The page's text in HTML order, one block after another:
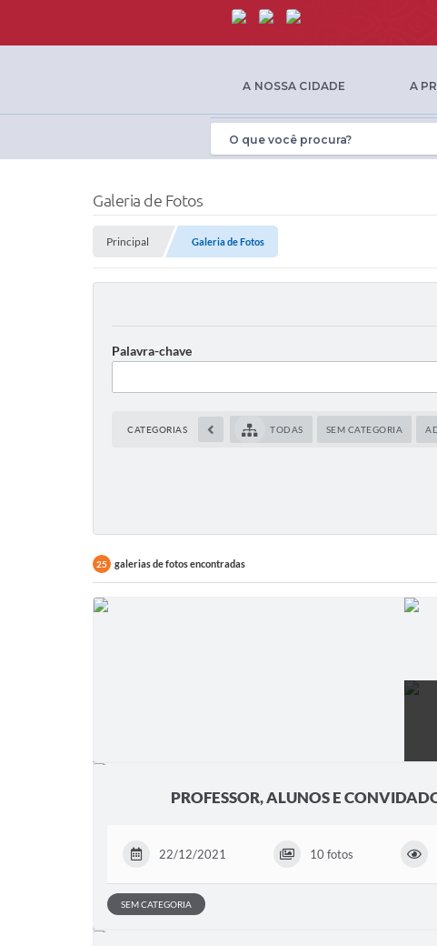
A NOSSA CIDADE A
Galeria de Fotos
Principal Galeria de Fotos
Palavra-chave
CATEGORIAS TODAS SEM CATEGORIA
25 galerias de fotos encontradas
PROFESSOR, ALUNOS E
22/12/2021 10 fotos
SEM CATEGORIA